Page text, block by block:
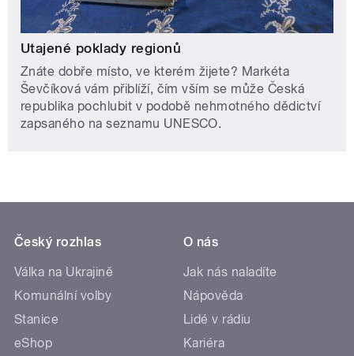
Utajené poklady regionů
Znáte dobře místo, ve kterém žijete? Markéta
Ševčíková vám přiblíží, čím vším se může Česká
republika pochlubit v podobě nehmotného dědictví
zapsaného na seznamu UNESCO.
Český rozhlas
Válka na Ukrajině
Komunální volby
Stanice
eShop
O nás
Jak nás naladíte
Nápověda
Lidé v rádiu
Kariéra